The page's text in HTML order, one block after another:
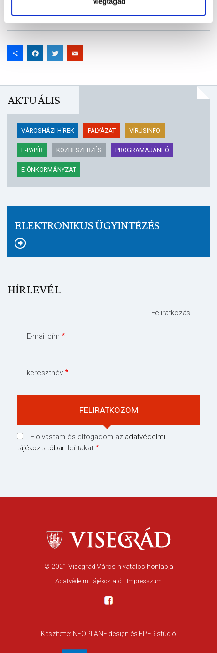
VISEGRÁD
Share Facebook
Twitter
AKTUÁLIS
VÁROSHÁZI HÍREK PÁLYÁZAT VÍRUSINFO
E-PAPÍR KÖZBESZERZÉS PROGRAMAJÁNLÓ
E-ÖNKORMÁNYZAT
ELEKTRONIKUS ÜGYINTÉZÉS
HÍRLEVÉL
Feliratkozás
E-mail cím
keresztnév
Elolvastam és elfogadom az adatvédelmi
tájékoztatóban leírtakat
© 2021 Visegrád Város hivatalos honlapja
Adatvédelmi tájékoztató Impresszum
Készítette: NEOPLANE design és EPER stúdió